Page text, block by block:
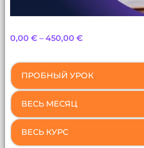
0,00 € – 450,00 €
ПРОБНЫЙ УРОК
ВЕСЬ МЕСЯЦ
ВЕСЬ КУРС